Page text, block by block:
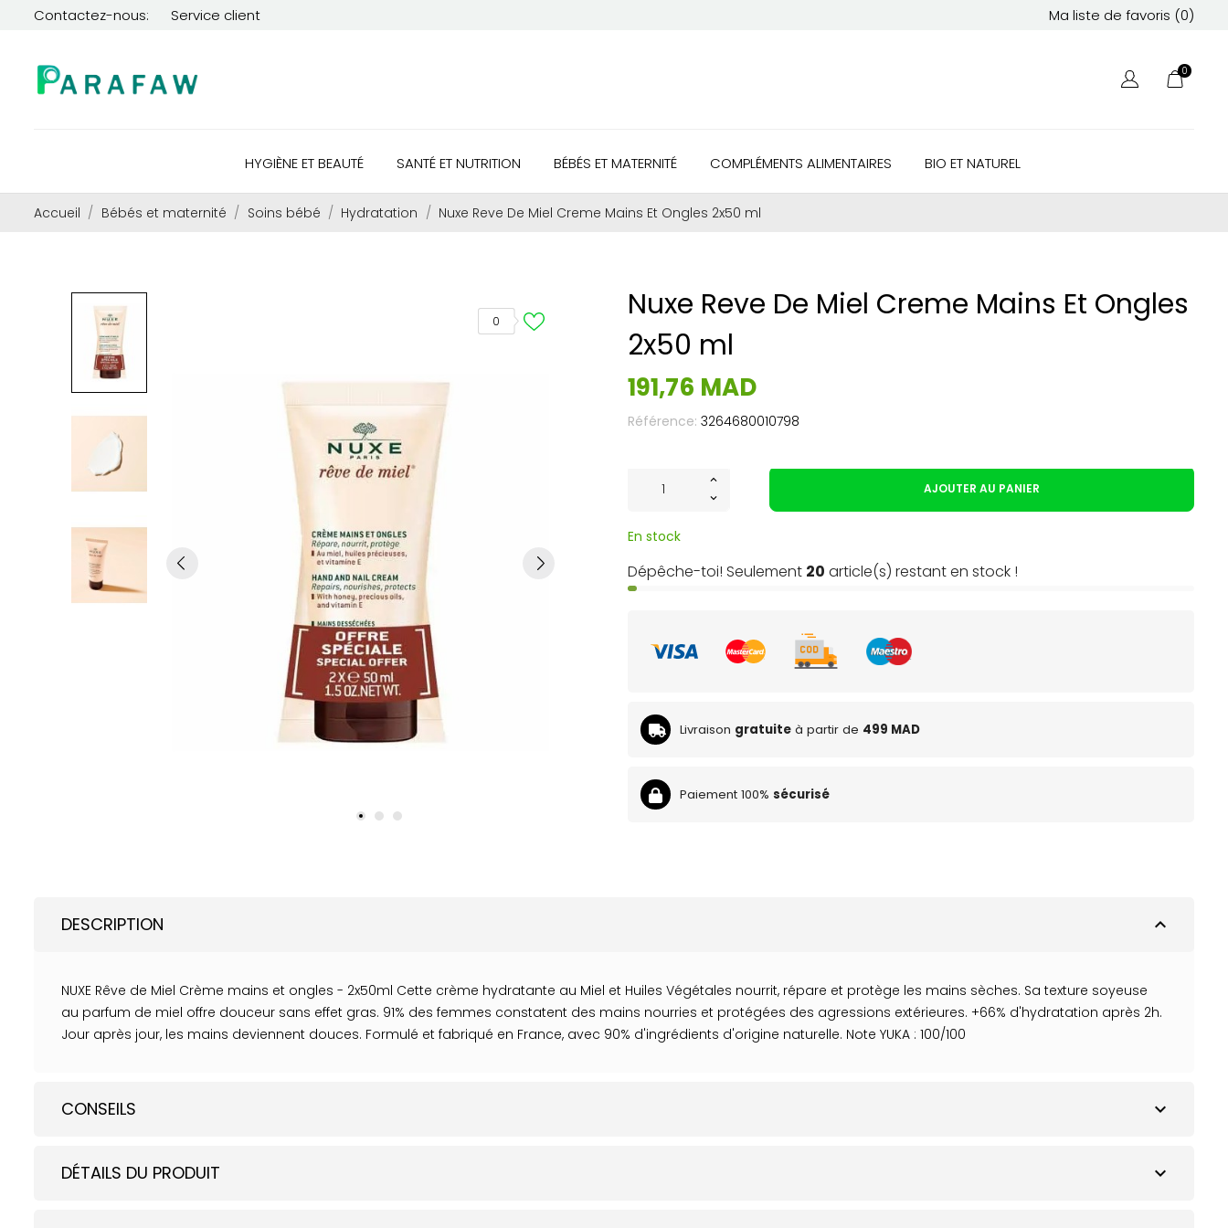
Contactez-nous: Service client Ma liste de favoris (0)
0
HYGIÈNE ET BEAUTÉ SANTÉ ET NUTRITION BÉBÉS ET MATERNITÉ COMPLÉMENTS ALIMENTAIRES BIO ET NATUREL
Accueil Bébés et maternité Soins bébé Hydratation Nuxe Reve De Miel Creme Mains Et Ongles 2x50 ml
0
Nuxe Reve De Miel Creme Mains Et Ongles
2x50 ml
191,76 MAD
Référence: 3264680010798
AJOUTER AU PANIER
En stock
Dépêche-toi! Seulement 20 article(s) restant en stock !
Livraison gratuite à partir de 499 MAD
Paiement 100% sécurisé
expand_less
DESCRIPTION
NUXE Rêve de Miel Crème mains et ongles - 2x50ml Cette crème hydratante au Miel et Huiles Végétales nourrit, répare et protège les mains sèches. Sa texture soyeuse
au parfum de miel offre douceur sans effet gras. 91% des femmes constatent des mains nourries et protégées des agressions extérieures. +66% d'hydratation après 2h.
Jour après jour, les mains deviennent douces. Formulé et fabriqué en France, avec 90% d'ingrédients d'origine naturelle. Note YUKA : 100/100
expand_more
CONSEILS
expand_more
DÉTAILS DU PRODUIT